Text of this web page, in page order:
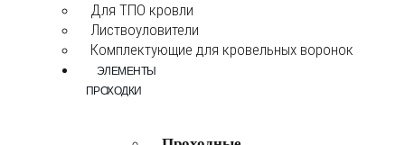
Для ТПО кровли
Листвоуловители
Комплектующие для кровельных воронок
ЭЛЕМЕНТЫ
ПРОХОДКИ